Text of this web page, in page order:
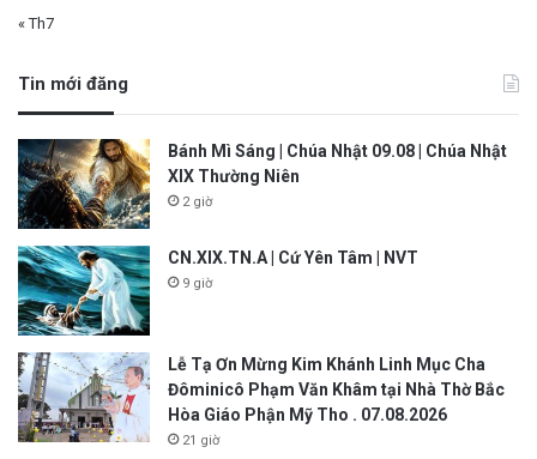
« Th7
Tin mới đăng
Bánh Mì Sáng | Chúa Nhật 09.08 | Chúa Nhật
XIX Thường Niên
2 giờ
CN.XIX.TN.A | Cứ Yên Tâm | NVT
9 giờ
Lễ Tạ Ơn Mừng Kim Khánh Linh Mục Cha
Đôminicô Phạm Văn Khâm tại Nhà Thờ Bắc
Hòa Giáo Phận Mỹ Tho . 07.08.2026
21 giờ